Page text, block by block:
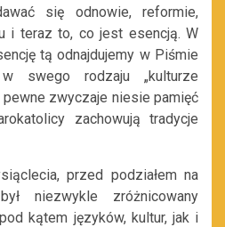
się odnowie, reformie,
i teraz to, co jest esencją. W
tą odnajdujemy w Piśmie
swego rodzaju „kulturze
zwyczaje niesie pamięć
zachowują tradycje
przed podziałem na
niezwykle zróżnicowany
kątem języków, kultur, jak i